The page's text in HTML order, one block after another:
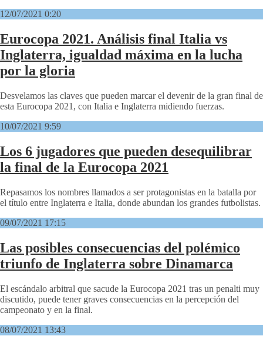
12/07/2021 0:20
Eurocopa 2021. Análisis final Italia vs
Inglaterra, igualdad máxima en la lucha
por la gloria
Desvelamos las claves que pueden marcar el devenir de la gran final de
esta Eurocopa 2021, con Italia e Inglaterra midiendo fuerzas.
10/07/2021 9:59
Los 6 jugadores que pueden desequilibrar
la final de la Eurocopa 2021
Repasamos los nombres llamados a ser protagonistas en la batalla por
el título entre Inglaterra e Italia, donde abundan los grandes futbolistas.
09/07/2021 17:15
Las posibles consecuencias del polémico
triunfo de Inglaterra sobre Dinamarca
El escándalo arbitral que sacude la Eurocopa 2021 tras un penalti muy
discutido, puede tener graves consecuencias en la percepción del
campeonato y en la final.
08/07/2021 13:43